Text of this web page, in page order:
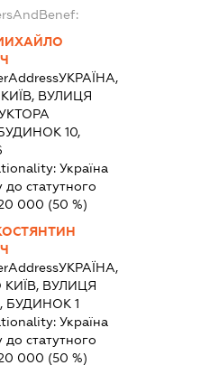
УКРАЇНА,
КИЇВ, ВУЛИЦЯ
10,
Україна
до статутного
000 (50 %)
УКРАЇНА,
КИЇВ, ВУЛИЦЯ
БУДИНОК 1
Україна
до статутного
000 (50 %)